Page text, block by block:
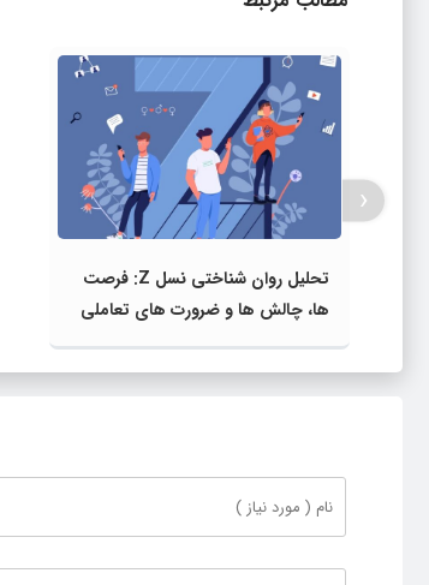
تحلیل روان‌ شناختی نسل Z: فرصت‌
ها، چالش‌ ها و ضرورت‌ های تعاملی
‹